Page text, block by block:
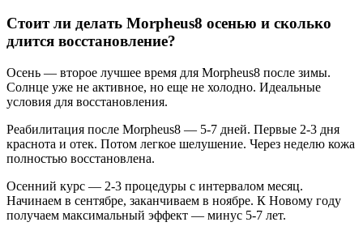
Стоит ли делать Morpheus8 осенью и сколько
длится восстановление?
Осень — второе лучшее время для Morpheus8 после зимы.
Солнце уже не активное, но еще не холодно. Идеальные
условия для восстановления.
Реабилитация после Morpheus8 — 5-7 дней. Первые 2-3 дня
краснота и отек. Потом легкое шелушение. Через неделю кожа
полностью восстановлена.
Осенний курс — 2-3 процедуры с интервалом месяц.
Начинаем в сентябре, заканчиваем в ноябре. К Новому году
получаем максимальный эффект — минус 5-7 лет.